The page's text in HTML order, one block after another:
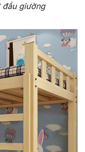
đầu giường